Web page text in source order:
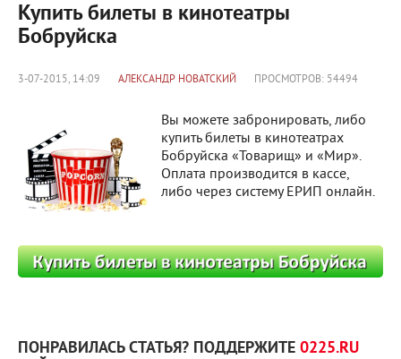
Купить билеты в кинотеатры
Бобруйска
3-07-2015, 14:09 АЛЕКСАНДР НОВАТСКИЙ ПРОСМОТРОВ: 54494
Вы можете забронировать, либо
купить билеты в кинотеатрах
Бобруйска «Товарищ» и «Мир».
Оплата производится в кассе,
либо через систему ЕРИП онлайн.
ПОНРАВИЛАСЬ СТАТЬЯ? ПОДДЕРЖИТЕ 0225.RU